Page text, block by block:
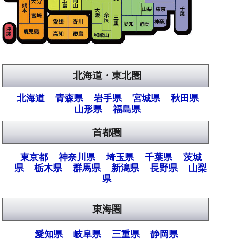
北海道・東北圏
北海道 青森県 岩手県 宮城県
秋田県
山形県
福島県
首都圏
東京都 神奈川県 埼玉県 千葉県
茨城
県
栃木県 群馬県 新潟県 長野県
山梨
県
東海圏
愛知県 岐阜県 三重県 静岡県